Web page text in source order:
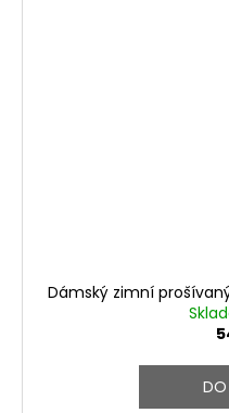
Dámský zimní
DO